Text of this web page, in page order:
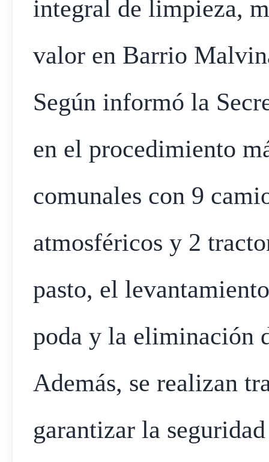
integral de limpieza,
valor en Barrio
Según informó la
en el procedimiento
comunales con 9
atmosféricos y 2
pasto, el
poda y la eliminación
Además, se realizan
garantizar la